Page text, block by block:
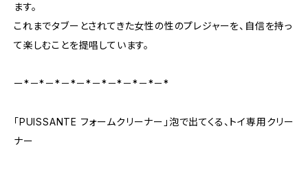
ます。
これまでタブーとされてきた女性の性のプレジャーを、自信を持っ
て楽しむことを提唱しています。
ー*－*－*－*－*－*－*－*－*－*
「PUISSANTE フォームクリーナー」泡で出てくる、トイ専用クリー
ナー